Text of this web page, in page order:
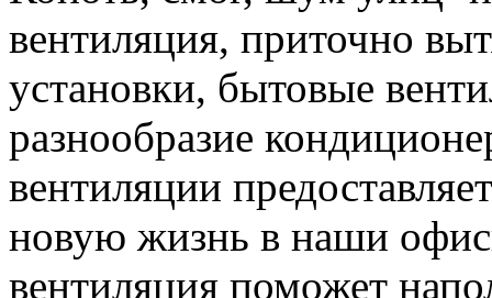
вентиляция, приточно
установки, бытовые
разнообразие
вентиляции
новую жизнь в наши
вентиляция поможет